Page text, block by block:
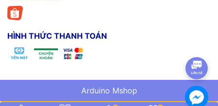
HÌNH THỨC THANH TOÁN
Arduino Mshop